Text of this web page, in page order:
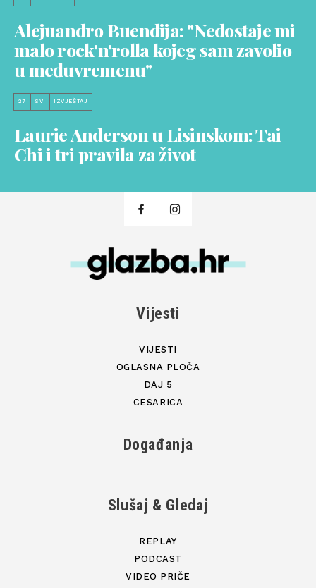
Alejuandro Buendija: "Nedostaje mi
malo rock'n'rolla kojeg sam zavolio
u međuvremenu"
27 SVI IZVJEŠTAJ
Laurie Anderson u Lisinskom: Tai
Chi i tri pravila za život
Vijesti
VIJESTI
OGLASNA PLOČA
DAJ 5
CESARICA
Događanja
Slušaj & Gledaj
REPLAY
PODCAST
VIDEO PRIČE